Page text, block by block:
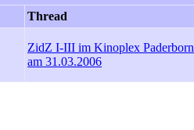
Thread
ZidZ I-III im Kinoplex Paderborn
am 31.03.2006